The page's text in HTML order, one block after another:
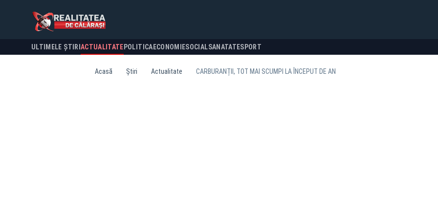
ULTIMELE ȘTIRI ACTUALITATE POLITICA ECONOMIESOCIALSANATATESPORT
Acasă Știri Actualitate CARBURANȚII, TOT MAI SCUMPI LA ÎNCEPUT DE AN